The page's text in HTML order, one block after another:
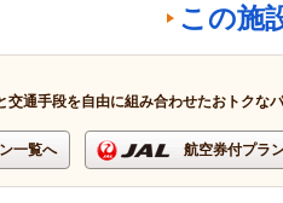
この施
交通手段を自由に組み合わせたおトクな
一覧へ 航空券付プラ